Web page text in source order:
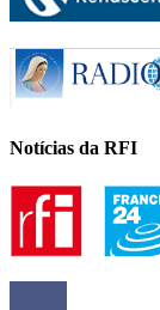
Notícias da RFI